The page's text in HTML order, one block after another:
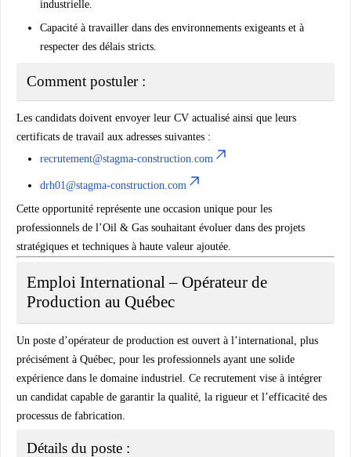
industrielle.
Capacité à travailler dans des environnements exigeants et à
respecter des délais stricts.
Comment postuler :
Les candidats doivent envoyer leur CV actualisé ainsi que leurs
certificats de travail aux adresses suivantes :
recrutement@stagma-construction.com
drh01@stagma-construction.com
Cette opportunité représente une occasion unique pour les
professionnels de l’Oil & Gas souhaitant évoluer dans des projets
stratégiques et techniques à haute valeur ajoutée.
Emploi International – Opérateur de
Production au Québec
Un poste d’opérateur de production est ouvert à l’international, plus
précisément à Québec , pour les professionnels ayant une solide
expérience dans le domaine industriel. Ce recrutement vise à intégrer
un candidat capable de garantir la qualité, la rigueur et l’efficacité des
processus de fabrication.
Détails du poste :